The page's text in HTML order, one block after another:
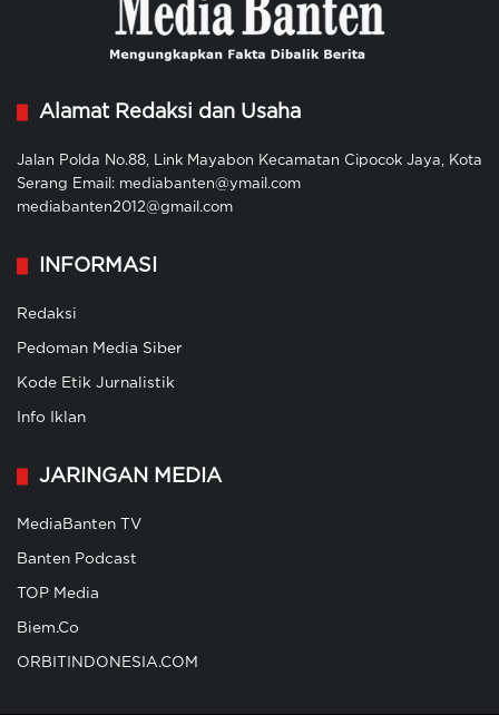
Alamat Redaksi dan Usaha
Jalan Polda No.88, Link Mayabon Kecamatan Cipocok Jaya, Kota
Serang Email: mediabanten@ymail.com
mediabanten2012@gmail.com
INFORMASI
Redaksi
Pedoman Media Siber
Kode Etik Jurnalistik
Info Iklan
JARINGAN MEDIA
MediaBanten TV
Banten Podcast
TOP Media
Biem.Co
ORBITINDONESIA.COM